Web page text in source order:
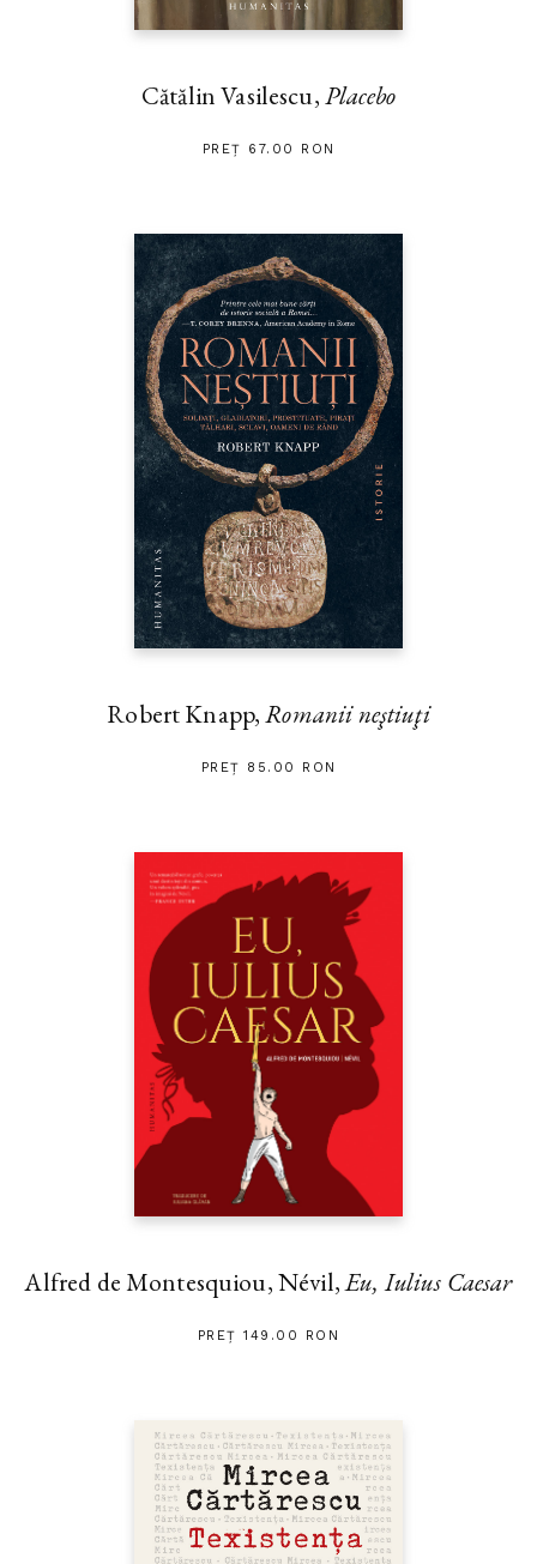
Cătălin Vasilescu,Placebo
PREȚ 67.00 RON
Robert Knapp,Romanii neştiuţi
PREȚ 85.00 RON
Alfred de Montesquiou, Névil,Eu, Iulius Caesar
PREȚ 149.00 RON